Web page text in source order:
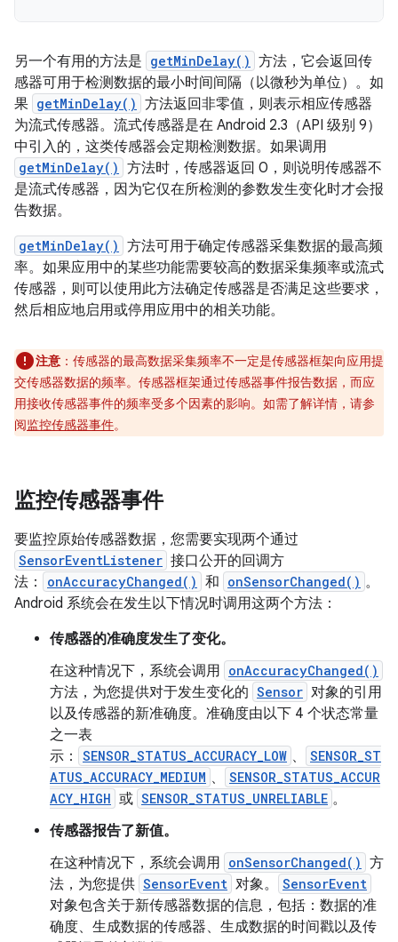
另一个有用的方法是 getMinDelay() 方法，它会返回传
感器可用于检测数据的最小时间间隔（以微秒为单位）。如
果 getMinDelay() 方法返回非零值，则表示相应传感器
为流式传感器。流式传感器是在 Android 2.3（API 级别 9）
中引入的，这类传感器会定期检测数据。如果调用
getMinDelay() 方法时，传感器返回 0，则说明传感器不
是流式传感器，因为它仅在所检测的参数发生变化时才会报
告数据。
getMinDelay() 方法可用于确定传感器采集数据的最高频
率。如果应用中的某些功能需要较高的数据采集频率或流式
传感器，则可以使用此方法确定传感器是否满足这些要求，
然后相应地启用或停用应用中的相关功能。
注意 ：传感器的最高数据采集频率不一定是传感器框架向应用提
交传感器数据的频率。传感器框架通过传感器事件报告数据，而应
用接收传感器事件的频率受多个因素的影响。如需了解详情，请参
阅监控传感器事件。
监控传感器事件
要监控原始传感器数据，您需要实现两个通过
SensorEventListener 接口公开的回调方
法：
onAccuracyChanged() 和 onSensorChanged() 。
Android 系统会在发生以下情况时调用这两个方法：
传感器的准确度发生了变化。
在这种情况下，系统会调用 onAccuracyChanged()
方法，为您提供对于发生变化的 Sensor 对象的引用
以及传感器的新准确度。准确度由以下 4 个状态常量
之一表
示：
SENSOR_STATUS_ACCURACY_LOW 、
SENSOR_ST
ATUS_ACCURACY_MEDIUM 、
SENSOR_STATUS_ACCUR
ACY_HIGH 或 SENSOR_STATUS_UNRELIABLE 。
传感器报告了新值。
在这种情况下，系统会调用 onSensorChanged() 方
法，为您提供 SensorEvent 对象。 SensorEvent
对象包含关于新传感器数据的信息，包括：数据的准
确度、生成数据的传感器、生成数据的时间戳以及传